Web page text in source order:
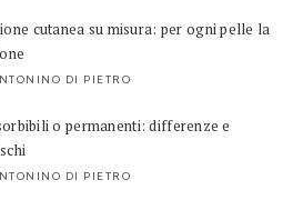
cutanea su misura: per ogni pelle la
DI PIETRO
o permanenti: differenze e
DI PIETRO